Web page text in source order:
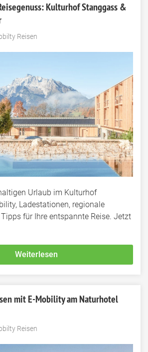
Kulturhof Stanggass &
Reisen
Urlaub im Kulturhof
Ladestationen, regionale
für Ihre entspannte Reise. Jetzt
Weiterlesen
mit E-Mobility am Naturhotel
Reisen